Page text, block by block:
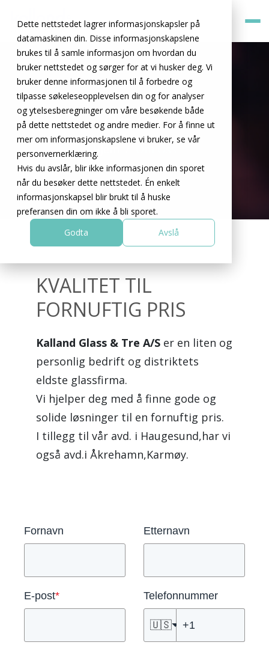
Dette nettstedet lagrer informasjonskapsler på
datamaskinen din. Disse informasjonskapslene
brukes til å samle informasjon om hvordan du
bruker nettstedet og sørger for at vi husker deg. Vi
bruker denne informasjonen til å forbedre og
tilpasse søkeleseopplevelsen din og for analyser
og ytelsesberegninger om våre besøkende både
på dette nettstedet og andre medier. For å finne ut
mer om informasjonskapslene vi bruker, se vår
personvernerklæring.
Hvis du avslår, blir ikke informasjonen din sporet
når du besøker dette nettstedet. Én enkelt
informasjonskapsel blir brukt til å huske
preferansen din om ikke å bli sporet.
Godta
Avslå
Om Oss
Hjem
KVALITET TIL
FORNUFTIG PRIS
Kalland Glass & Tre A/S er en liten og
personlig bedrift og distriktets
eldste glassfirma.
Vi hjelper deg med å finne gode og
solide løsninger til en fornuftig pris.
I tillegg til vår avd. i Haugesund,har vi
også avd.i Åkrehamn,Karmøy.
Fornavn Etternavn
E-post* Telefonnummer
🇺🇸